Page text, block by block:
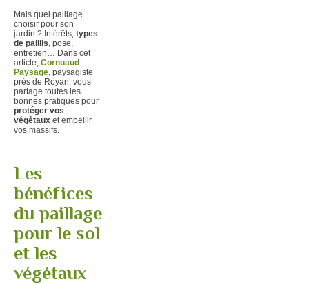
Mais quel paillage
choisir pour son
jardin ? Intérêts, types
de paillis , pose,
entretien… Dans cet
article, Cornuaud
Paysage , paysagiste
près de Royan, vous
partage toutes les
bonnes pratiques pour
protéger vos
végétaux et embellir
vos massifs.
Les
bénéfices
du paillage
pour le sol
et les
végétaux